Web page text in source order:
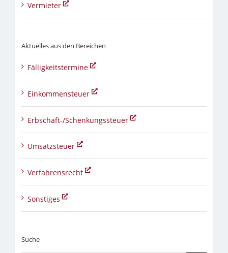
Vermieter
Aktuelles aus den Bereichen
Fälligkeitstermine
Einkommensteuer
Erbschaft-/Schenkungssteuer
Umsatzsteuer
Verfahrensrecht
Sonstiges
Suche